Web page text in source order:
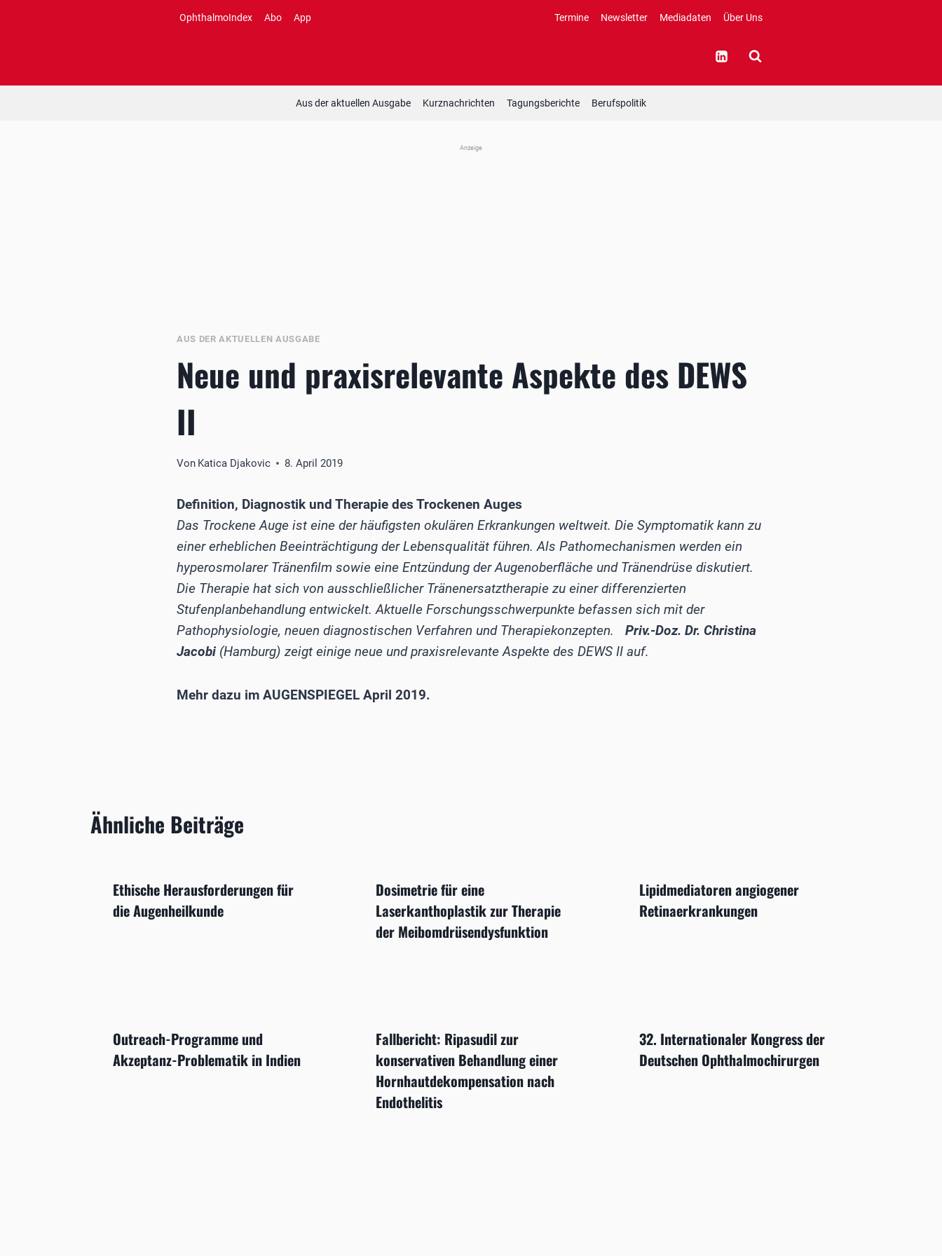
OphthalmoIndex Abo App Termine Newsletter Mediadaten Über Uns
Aus der aktuellen Ausgabe Kurznachrichten Tagungsberichte Berufspolitik
Anzeige
AUS DER AKTUELLEN AUSGABE
Neue und praxisrelevante Aspekte des DEWS
II
Von Katica Djakovic 8. April 2019
Definition, Diagnostik und Therapie des Trockenen Auges
Das Trockene Auge ist eine der häufigsten okulären Erkrankungen weltweit. Die Symptomatik kann zu
einer erheblichen Beeinträchtigung der Lebensqualität führen. Als Pathomechanismen werden ein
hyperosmolarer Tränenfilm sowie eine Entzündung der Augenoberfläche und Tränendrüse diskutiert.
Die Therapie hat sich von ausschließlicher Tränenersatztherapie zu einer differenzierten
Stufenplanbehandlung entwickelt. Aktuelle Forschungsschwerpunkte befassen sich mit der
Pathophysiologie, neuen diagnostischen Verfahren und Therapiekonzepten. Priv.-Doz. Dr. Christina
Jacobi (Hamburg) zeigt einige neue und praxisrelevante Aspekte des DEWS II auf.
Mehr dazu im AUGENSPIEGEL April 2019.
Ähnliche Beiträge
Ethische Herausforderungen für
die Augenheilkunde
Dosimetrie für eine
Laserkanthoplastik zur Therapie
der Meibomdrüsendysfunktion
Lipidmediatoren angiogener
Retinaerkrankungen
Outreach-Programme und
Akzeptanz-Problematik in Indien
Fallbericht: Ripasudil zur
konservativen Behandlung einer
Hornhautdekompensation nach
Endothelitis
32. Internationaler Kongress der
Deutschen Ophthalmochirurgen